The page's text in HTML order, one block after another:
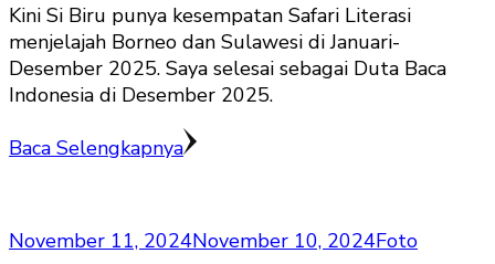
Kini Si Biru punya kesempatan Safari Literasi
menjelajah Borneo dan Sulawesi di Januari-
Desember 2025. Saya selesai sebagai Duta Baca
Indonesia di Desember 2025.
Baca Selengkapnya
November 11, 2024November 10, 2024Foto